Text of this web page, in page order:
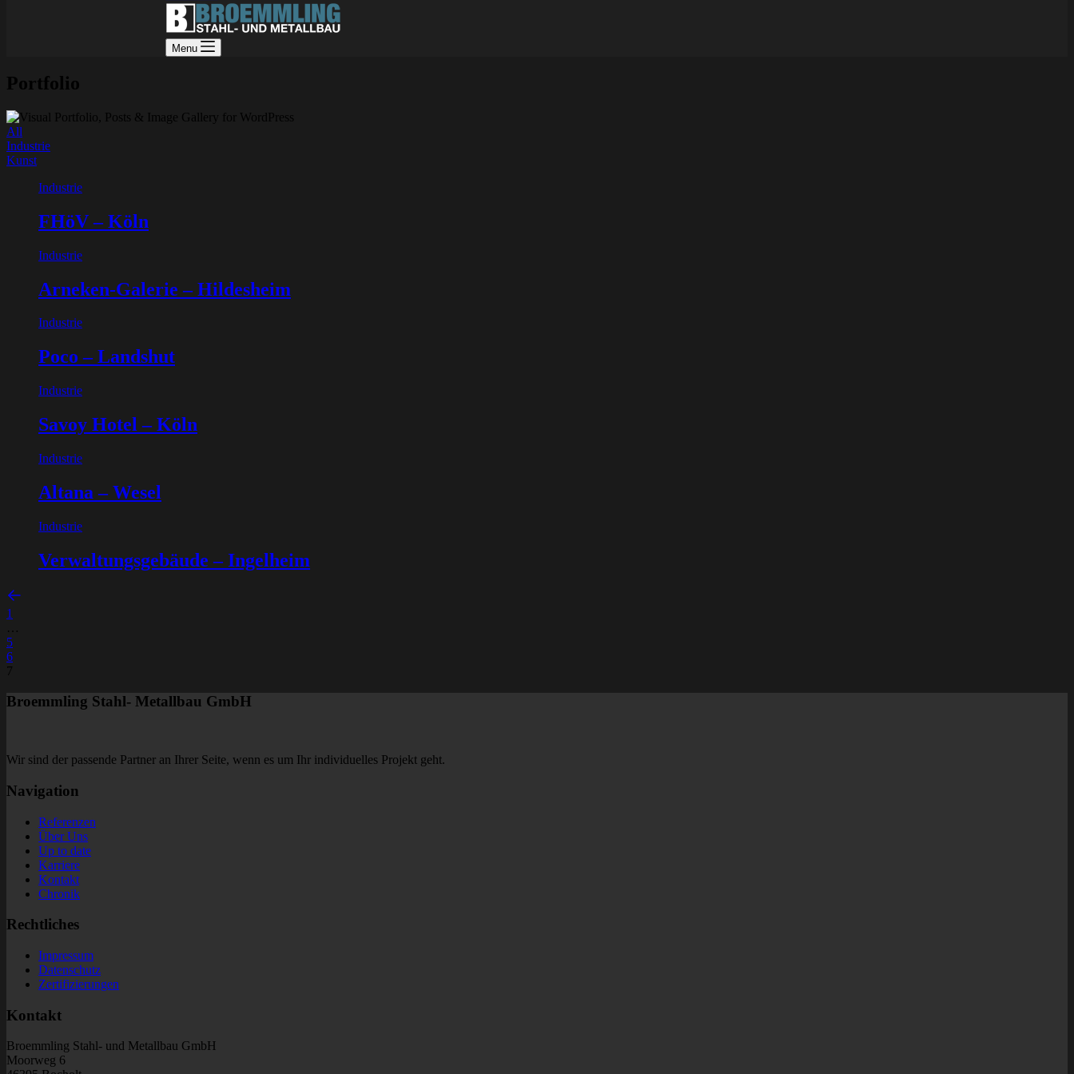
Menu
Portfolio
All
Industrie
Kunst
Industrie
FHöV – Köln
Industrie
Arneken-Galerie – Hildesheim
Industrie
Poco – Landshut
Industrie
Savoy Hotel – Köln
Industrie
Altana – Wesel
Industrie
Verwaltungsgebäude – Ingelheim
1
…
5
6
7
Broemmling Stahl- Metallbau GmbH
Wir sind der passende Partner an Ihrer Seite, wenn es um Ihr individuelles Projekt geht.
Navigation
Referenzen
Über Uns
Up to date
Karriere
Kontakt
Chronik
Rechtliches
Impressum
Datenschutz
Zertifizierungen
Kontakt
Broemmling Stahl- und Metallbau GmbH
Moorweg 6